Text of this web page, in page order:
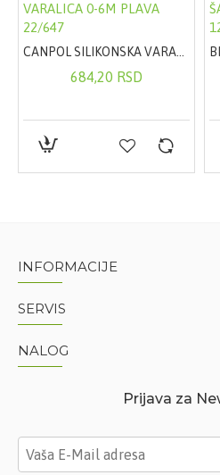
684,20 RSD
INFORMACIJE
SERVIS
NALOG
Prijava za